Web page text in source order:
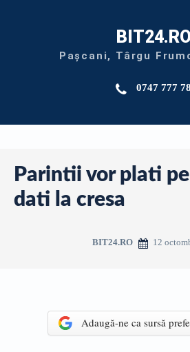
Pașcani, Târgu
0747 777
Parintii vor plati
dati la cresa
BIT24.RO 12
Adaugă-ne ca sursă